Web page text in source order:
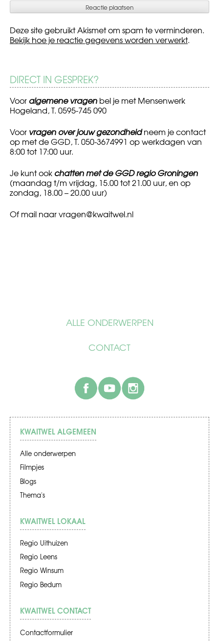
ALLE ONDERWERPEN
CONTACT
facebook
Deze site gebruikt Akismet om spam te verminderen.
Bekijk hoe je reactie gegevens worden verwerkt.
DIRECT IN GESPREK?
Voor algemene vragen bel je met Mensenwerk
Hogeland, T. 0595-745 090
Voor vragen over jouw gezondheidneem je contact
op met de GGD, T. 050-3674991 op werkdagen van
8:00 tot 17:00 uur.
Je kunt ook chatten met de GGD regio Groningen
(maandag t/m vrijdag, 15.00 tot 21.00 uur, en op
zondag, 18.00 – 20.00 uur)
Of mail naarvragen@kwaitwel.nl
KWAITWEL ALGEMEEN
Alle onderwerpen
Filmpjes
Blogs
Thema's
KWAITWEL LOKAAL
Regio Uithuizen
Regio Leens
Regio Winsum
Regio Bedum
KWAITWEL CONTACT
Contactformulier